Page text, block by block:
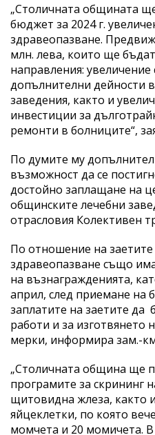
„Столичната общината
бюджет за 2024 г.
здравеопазване.
млн. лева, които ще
направления: увеличение
допълнителни дейности
заведения, както и
инвестиции за
ремонти в болниците“,
По думите му
възможност да се
достойно заплащане на
общинските лечебни
отрасловия Колективен
По отношение на заетите
здравеопазване също
на възнагражденията,
април, след приемане на
заплатите на заетите да
работи и за изготвянето
мерки, информира зам.-
„Столичната община ще
програмите за скрининг
щитовидна жлеза, както
яйцеклетки, по която
момчета и 20 момичета.